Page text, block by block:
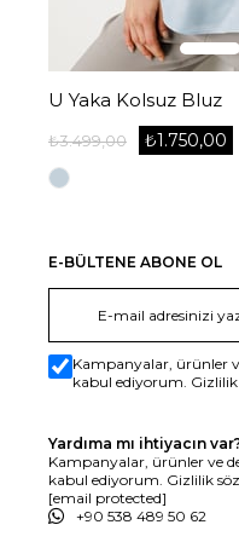
U Yaka Kolsuz Bluz
₺1.750,00
₺3.499,00
E-BÜLTENE ABONE OL
Kampanyalar, ürünler
kabul ediyorum.
Yardıma mı ihtiyacın
Kampanyalar, ürünler ve
kabul ediyorum. Gizlilik
[email protected]
+90 538 489 50 62